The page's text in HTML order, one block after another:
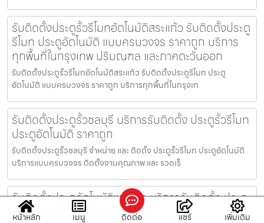
รับติดตั้งประตูรั้วรีโมทอัตโนมัติสระแก้ว รับติดตั้งประตู
รีโมท ประตูอัตโนมัติ แบบครบวงจร ราคาถูก บริการ
ทุกพื้นที่ในกรุงเทพ ปริมณฑล และภาคตะวันออก
รับติดตั้งประตูรั้วรีโมทอัตโนมัติสระแก้ว รับติดตั้งประตูรีโมท ประตู
อัตโนมัติ แบบครบวงจร ราคาถูก บริการทุกพื้นที่ในกรุงเท
รับติดตั้งประตูรั้วชลบุรี บริการรับติดตั้ง ประตูรั้วรีโมท
ประตูอัตโนมัติ ราคาถูก
รับติดตั้งประตูรั้วชลบุรี จำหน่าย และ ติดตั้ง ประตูรั้วรีโมท ประตูอัตโนมัติ
บริการแบบครบวงจร ติดตั้งงานคุณภาพ และ รวดเร็
รับติดตั้งประตูอัตโนมัติพญาไท บริการรับติดตั้ง ประตู
รั้วรีโมท ประตูอัตโนมัติ ราคาถูก
หน้าหลัก เมนู ติดต่อ แชร์ เพิ่มเติม